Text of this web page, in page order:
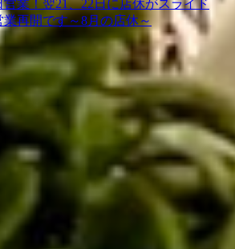
営業！翌21、22日に店休がスライド
再開です～8月の店休～